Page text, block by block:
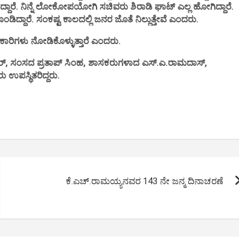
ನಿನ್ನೆ ಲೋಕೋಪಯೋಗಿ ಸಚಿವರು ಶಿರಾಡಿ ಘಾಟ್ ಎಲ್ಲ ಹೋಗಿದ್ದಾರೆ.
ಸಂಕಷ್ಟ ಕಾಲದಲ್ಲಿ ಜನರ ಜೊತೆ ನಿಲ್ಲುತ್ತೇವೆ ಎಂದರು.
ನೋಡಿಕೊಳ್ಳುತ್ತಾರೆ ಎಂದರು.
ಪ್ರತಾಪ್ ಸಿಂಹ, ಶಾಸಕರುಗಳಾದ ಎಸ್.ಎ.ರಾಮದಾಸ್,
ಉಪಸ್ಥಿತರಿದ್ದರು.
ಕೆ.ಎಚ್.ರಾಮಯ್ಯನವರ 143 ನೇ ಜನ್ಮ ದಿನಾಚರಣೆ